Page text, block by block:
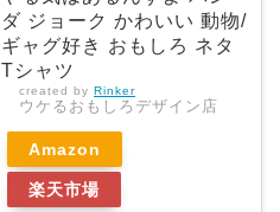
ダ ジョーク かわいい 動物/
ギャグ好き おもしろ ネタ
Tシャツ
created by Rinker
ウケるおもしろデザイン店
Amazon
楽天市場